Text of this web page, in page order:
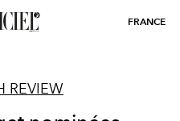
FRANCE
REVIEW